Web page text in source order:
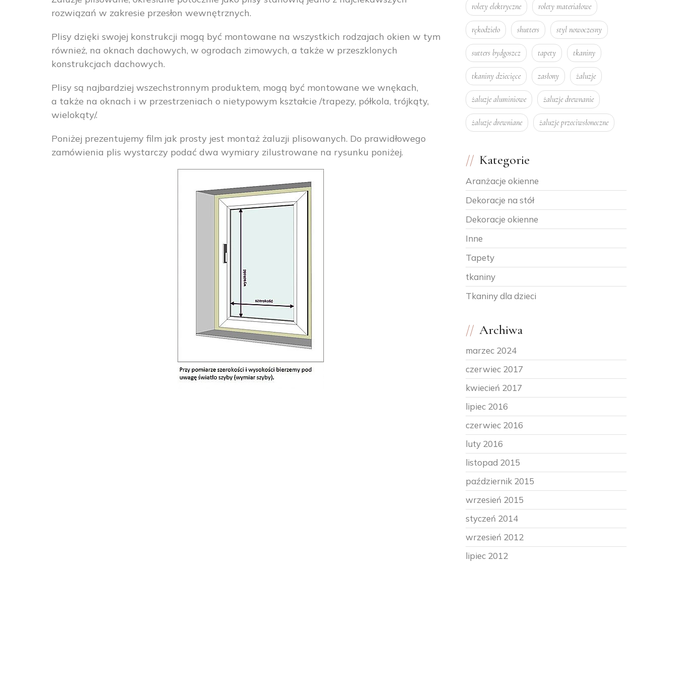
rozwiązań w zakresie przesłon wewnętrznych.
Plisy dzięki swojej konstrukcji mogą być montowane na wszystkich rodzajach okien w tym
również, na oknach dachowych, w ogrodach zimowych, a także w przeszklonych
konstrukcjach dachowych.
Plisy są najbardziej wszechstronnym produktem, mogą być montowane we wnękach,
a także na oknach i w przestrzeniach o nietypowym kształcie /trapezy, półkola, trójkąty,
wielokąty/.
Poniżej prezentujemy film jak prosty jest montaż żaluzji plisowanych. Do prawidłowego
zamówienia plis wystarczy podać dwa wymiary zilustrowane na rysunku poniżej.
rolety elektryczne rolety materiałowe
rękodzieło shutters styl nowoczesny
sutters bydgoszcz tapety tkaniny
tkaniny dziecięce zasłony żaluzje
żaluzje aluminiowe żaluzje drewnanie
żaluzje drewniane żaluzje przeciwsłoneczne
Kategorie
Aranżacje okienne
Dekoracje na stół
Dekoracje okienne
Inne
Tapety
tkaniny
Tkaniny dla dzieci
Archiwa
marzec 2024
czerwiec 2017
kwiecień 2017
lipiec 2016
czerwiec 2016
luty 2016
listopad 2015
październik 2015
wrzesień 2015
styczeń 2014
wrzesień 2012
lipiec 2012